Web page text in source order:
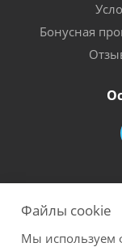
Бонусная
Файлы cookie
Мы используем